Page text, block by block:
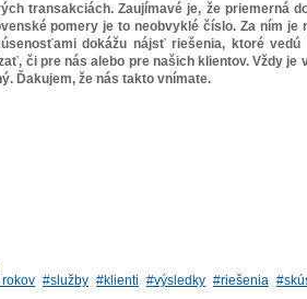
transakciách. Zaujímavé je, že priemerná
pomery je to neobvyklé číslo. Za ním
dokážu nájsť riešenia, ktoré
či pre nás alebo pre našich klientov. Vždy
Ďakujem, že nás takto vnímate.
služby klienti výsledky riešenia